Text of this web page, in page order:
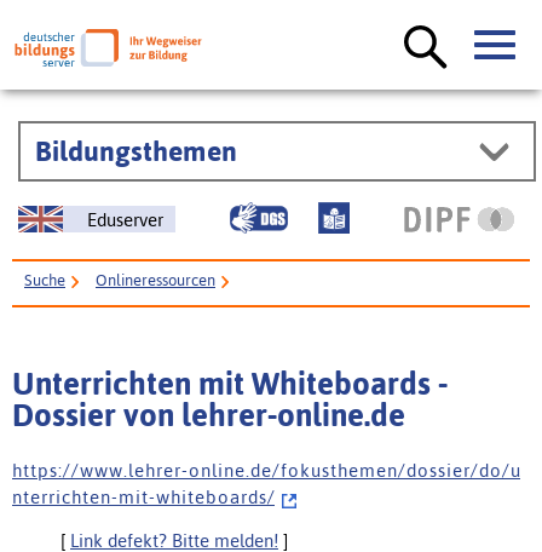
Bildungsthemen
Eduserver
Suche Onlineressourcen
Unterrichten mit Whiteboards -
Dossier von lehrer-online.de
h t t p s : / / w w w . l e h r e r - o n l i n e . d e / f o k u s t h e m e n / d o s s i e r / d o / u
n t e r r i c h t e n - m i t - w h i t e b o a r d s /
[ Link defekt? Bitte melden! ]